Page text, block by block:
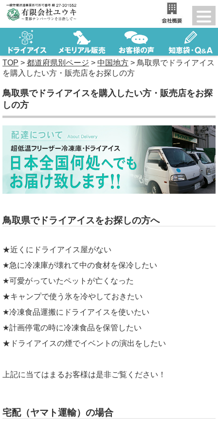
TOP > 都道府県別ページ > 中国地方 > 鳥取県でドライアイス
を購入したい方・販売店をお探しの方
鳥取県でドライアイスを購入したい方・販売店をお探
しの方
鳥取県でドライアイスをお探しの方へ
★近くにドライアイス屋がない
★急に冷凍庫が壊れて中の食材を保冷したい
★可愛がっていたペットが亡くなった
★キャンプで使う氷を冷やしておきたい
★冷凍食品運搬にドライアイスを使いたい
★計画停電の時に冷凍食品を保管したい
★ドライアイスの煙でイベントの演出をしたい
上記に当てはまるお客様は是非ご覧ください！
宅配（ヤマト運輸）の場合